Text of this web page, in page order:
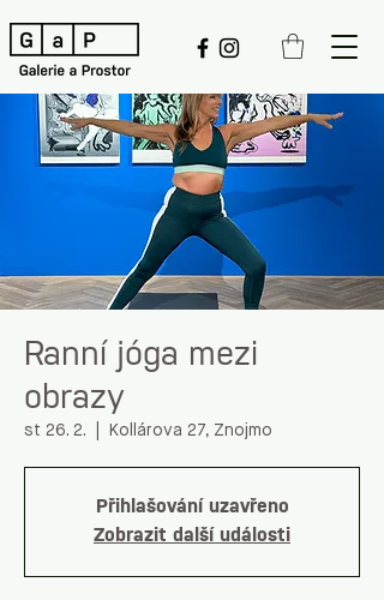
Ranní jóga mezi
obrazy
st 26. 2. Kollárova 27, Znojmo
Přihlašování uzavřeno
Zobrazit další události